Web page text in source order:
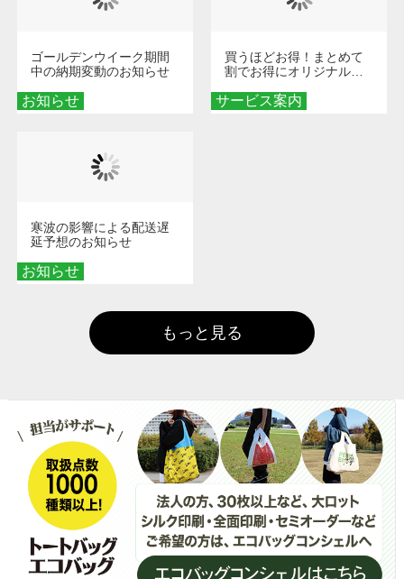
お知らせ
ゴールデンウイーク期間
中の納期変動のお知らせ
サービス案内
買うほどお得！まとめて
割でお得にオリジナルグ
お知らせ
寒波の影響による配送遅
延予想のお知らせ
もっと見る